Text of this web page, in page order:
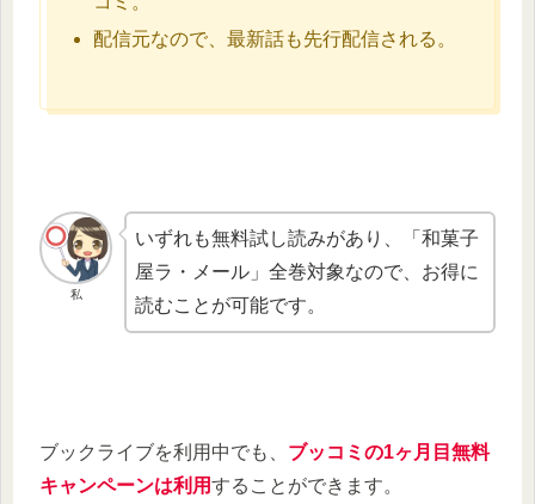
配信元なので、最新話も先行配信される。
私
いずれも無料試し読みがあり、「和菓子
屋ラ・メール」全巻対象なので、お得に
読むことが可能です。
ブックライブを利用中でも、 ブッコミの1ヶ月目無料
キャンペーンは利用することができます。